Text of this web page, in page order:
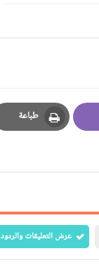
طباعة
Print
عرض التعليقات والردود